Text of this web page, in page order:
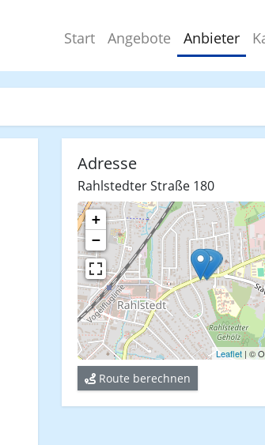
Start Angebote Anbieter
Adresse
Rahlstedter Straße 180
+
−
Leaflet | ©
Route berechnen